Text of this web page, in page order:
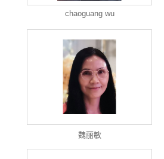
chaoguang wu
魏丽敏